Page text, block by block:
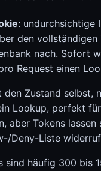
: undurchsichtige
den vollständigen
nach. Sofort
Request einen
den Zustand selbst,
Lookup, perfekt
aber Tokens
Deny-Liste
sind häufig 300 bis